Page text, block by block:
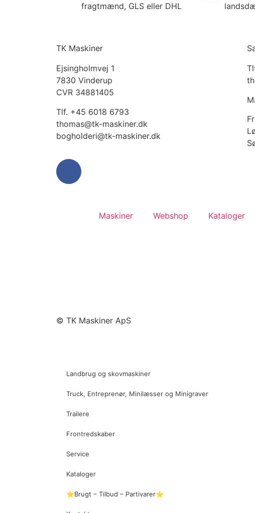
fragtmænd, GLS eller DHL
TK Maskiner
Ejsingholmvej 1
7830 Vinderup
CVR 34881405
​Tlf. +45 6018 6793
thomas@tk-maskiner.dk
bogholderi@tk-maskiner.dk
Maskiner Webshop Kataloger
© TK Maskiner ApS
Landbrug og skovmaskiner
Truck, Entreprenør, Minilæsser og Minigraver
Trailere
Frontredskaber
Service
Kataloger
⭐Brugt – Tilbud – Partivarer⭐